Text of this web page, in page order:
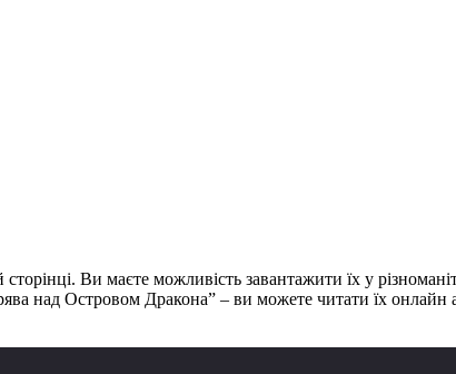
Ви маєте можливість завантажити їх у
над Островом Дракона” – ви можете читати їх онлайн